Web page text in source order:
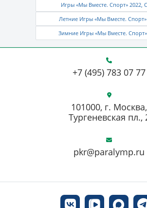
Игры «Мы Вместе. Спорт» 2022,
Летние Игры «Мы Вместе. Спорт»
Зимние Игры «Мы Вместе. Спорт»
+7 (495) 783 07 77
pkr@paralymp.ru
101000, г. Москва,
Тургеневская пл.,